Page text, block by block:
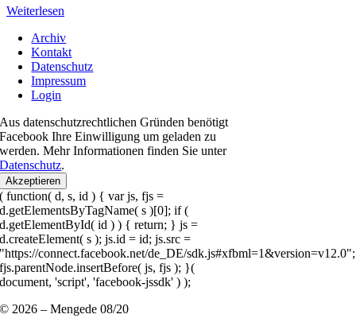
Weiterlesen
Archiv
Kontakt
Datenschutz
Impressum
Login
Aus datenschutzrechtlichen Gründen benötigt
Facebook Ihre Einwilligung um geladen zu
werden. Mehr Informationen finden Sie unter
Datenschutz.
Akzeptieren
( function( d, s, id ) { var js, fjs =
d.getElementsByTagName( s )[0]; if (
d.getElementById( id ) ) { return; } js =
d.createElement( s ); js.id = id; js.src =
"https://connect.facebook.net/de_DE/sdk.js#xfbml=1&version=v12.0";
fjs.parentNode.insertBefore( js, fjs ); }(
document, 'script', 'facebook-jssdk' ) );
© 2026 – Mengede 08/20